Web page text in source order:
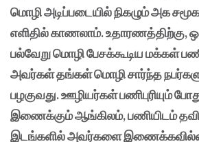
மொழி அடிப்படையில் நிகழும் அக
எளிதில் காணலாம். உதாரணத்திற்கு,
பல்வேறு மொழி பேசக்கூடிய மக்கள்
அவர்கள் தங்கள் மொழி சார்ந்த
பழகுவது. ஊழியர்கள் பணிபுரியும்
இணைக்கும் ஆங்கிலம், பணியிடம்
இடங்களில் அவர்களை